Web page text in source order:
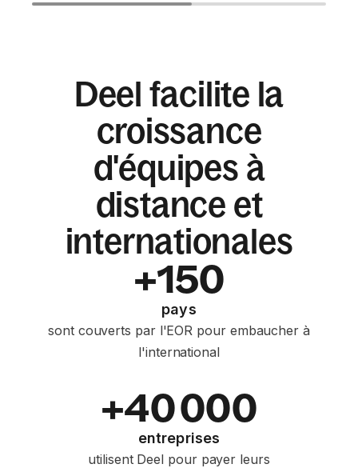
Deel facilite la
croissance
d'équipes à
distance et
internationales
+150
pays
sont couverts par l'EOR pour embaucher à
l'international
+40 000
entreprises
utilisent Deel pour payer leurs